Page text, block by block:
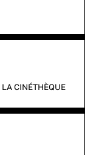
LA CINÉTHÈQUE